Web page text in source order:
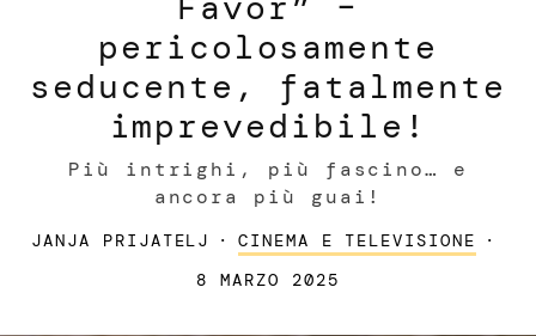
pericolosamente
seducente, fatalmente
imprevedibile!
Più intrighi, più fascino… e
ancora più guai!
JANJA PRIJATELJ · CINEMA E TELEVISIONE
·
8 MARZO 2025